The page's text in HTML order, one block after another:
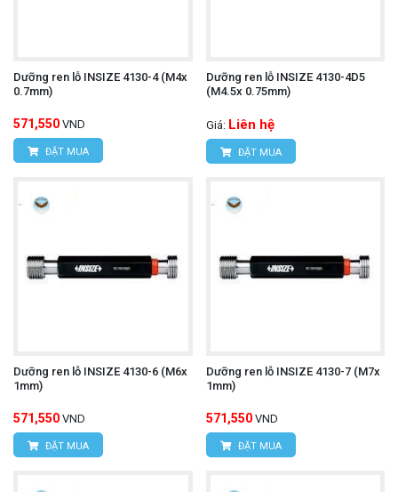
Dưỡng ren lỗ INSIZE 4130-4 (M4x
0.7mm)
571,550 VND
ĐẶT MUA
Dưỡng ren lỗ INSIZE 4130-4D5
(M4.5x 0.75mm)
Giá: Liên hệ
ĐẶT MUA
Dưỡng ren lỗ INSIZE 4130-6 (M6x
1mm)
571,550 VND
ĐẶT MUA
Dưỡng ren lỗ INSIZE 4130-7 (M7x
1mm)
571,550 VND
ĐẶT MUA